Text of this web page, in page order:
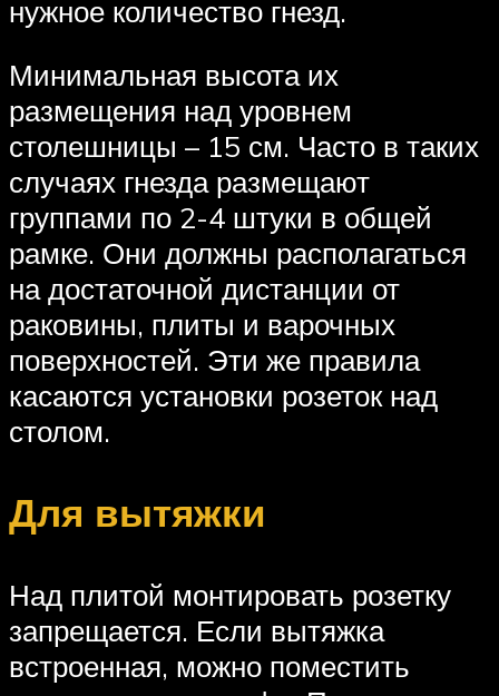
нужное количество гнезд.
Минимальная высота их
размещения над уровнем
столешницы – 15 см. Часто в таких
случаях гнезда размещают
группами по 2-4 штуки в общей
рамке. Они должны располагаться
на достаточной дистанции от
раковины, плиты и варочных
поверхностей. Эти же правила
касаются установки розеток над
столом.
Для вытяжки
Над плитой монтировать розетку
запрещается. Если вытяжка
встроенная, можно поместить